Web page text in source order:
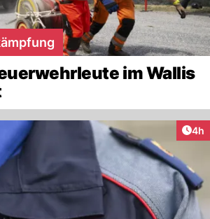
im Wallis
4h